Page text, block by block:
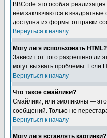
BBCode это особая
нём заключаются в квадратные
доступна из формы отправки
Вернуться к началу
Могу ли я использовать HTML?
Зависит от того разрешено ли
могут вызвать проблемы. Если
Вернуться к началу
Что такое смайлики?
Смайлики, или эмотиконы — это
сообщений. Только не
Вернуться к началу
Могу ли я вставлять картинки?